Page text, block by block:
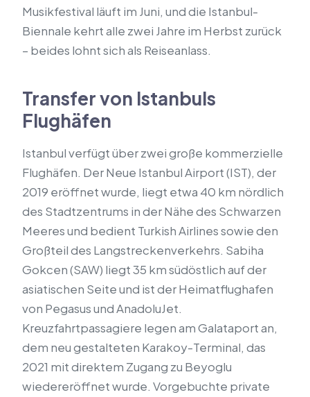
Musikfestival läuft im Juni, und die Istanbul-
Biennale kehrt alle zwei Jahre im Herbst zurück
– beides lohnt sich als Reiseanlass.
Transfer von Istanbuls
Flughäfen
Istanbul verfügt über zwei große kommerzielle
Flughäfen. Der Neue Istanbul Airport (IST), der
2019 eröffnet wurde, liegt etwa 40 km nördlich
des Stadtzentrums in der Nähe des Schwarzen
Meeres und bedient Turkish Airlines sowie den
Großteil des Langstreckenverkehrs. Sabiha
Gokcen (SAW) liegt 35 km südöstlich auf der
asiatischen Seite und ist der Heimatflughafen
von Pegasus und AnadoluJet.
Kreuzfahrtpassagiere legen am Galataport an,
dem neu gestalteten Karakoy-Terminal, das
2021 mit direktem Zugang zu Beyoglu
wiedereröffnet wurde. Vorgebuchte private